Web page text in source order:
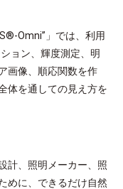
Omni”」では、利用
ョン、輝度測定、明
画像、順応関数を作
体を通しての見え方を
計、照明メーカー、照
めに、できるだけ自然